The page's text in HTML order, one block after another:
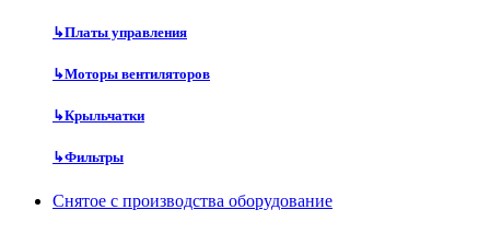
↳Платы управления
↳Моторы вентиляторов
↳Крыльчатки
↳Фильтры
Снятое с производства оборудование